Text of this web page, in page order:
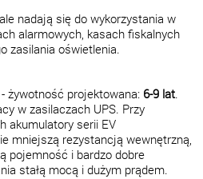
nadają się do wykorzystania w
alarmowych, kasach fiskalnych
zasilania oświetlenia.
- żywotność projektowana: 6-9 lat.
w zasilaczach UPS. Przy
akumulatory serii EV
mniejszą rezystancją wewnętrzną,
pojemność i bardzo dobre
stałą mocą i dużym prądem.